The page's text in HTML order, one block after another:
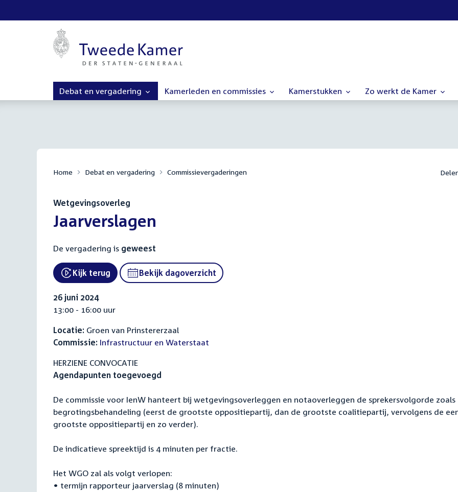
Debat en vergadering Kamerleden en commissies Kamerstukken Zo werkt de Kamer
Home Debat en vergadering Commissievergaderingen
Wetgevingsoverleg
Jaarverslagen
De vergadering is geweest
Kijk terug Bekijk dagoverzicht
26 juni 2024
13:00 - 16:00 uur
Locatie: Groen van Prinstererzaal
Commissie: Infrastructuur en Waterstaat
HERZIENE CONVOCATIE
Agendapunten toegevoegd
De commissie voor IenW hanteert bij wetgevingsoverleggen en notaoverleggen de sprekersvolgorde zoals
begrotingsbehandeling (eerst de grootste oppositiepartij, dan de grootste coalitiepartij, vervolgens de
grootste oppositiepartij en zo verder).
De indicatieve spreektijd is 4 minuten per fractie.
Het WGO zal als volgt verlopen:
• termijn rapporteur jaarverslag (8 minuten)